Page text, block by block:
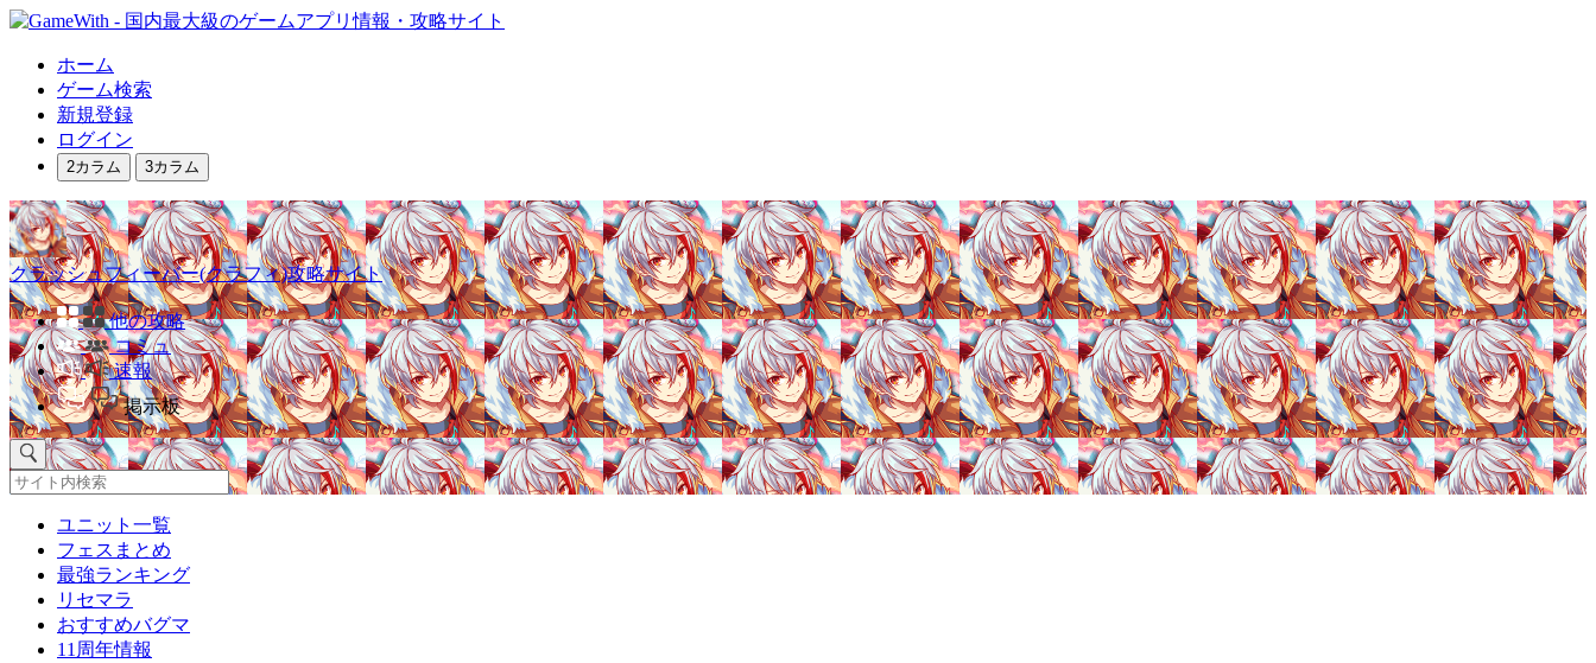
ホーム
ゲーム検索
新規登録
ログイン
2カラム 3カラム
クラッシュフィーバー(クラフィ)攻略サイト
他の攻略
コミュ
速報
掲示板
ユニット一覧
フェスまとめ
最強ランキング
リセマラ
おすすめバグマ
11周年情報